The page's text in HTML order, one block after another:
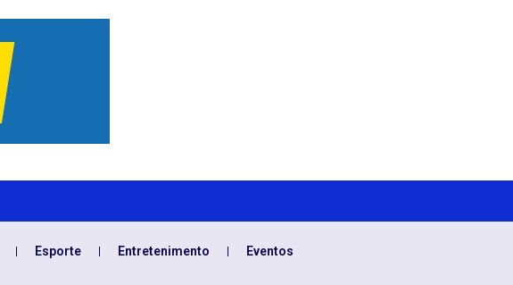
Esporte Entretenimento Eventos